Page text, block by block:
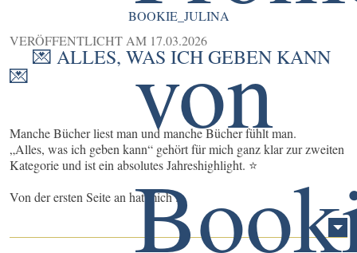
BOOKIE_JULINA
VERÖFFENTLICHT AM 17.03.2026
💌 ALLES, WAS ICH GEBEN KANN
💌
Manche Bücher liest man und manche Bücher fühlt man.
„Alles, was ich geben kann“ gehört für mich ganz klar zur zweiten
Kategorie und ist ein absolutes Jahreshighlight. ⭐️
Von der ersten Seite an hat mich ...